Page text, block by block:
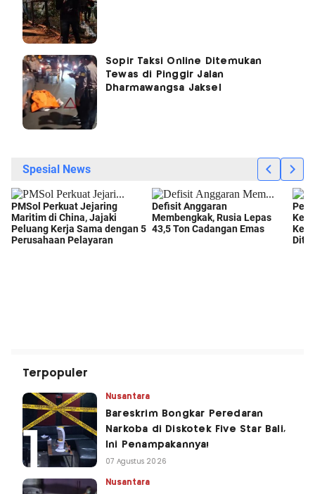
Sopir Taksi Online Ditemukan
Tewas di Pinggir Jalan
Dharmawangsa Jaksel
Terpopuler
Nusantara
Bareskrim Bongkar Peredaran
Narkoba di Diskotek Five Star Bali,
Ini Penampakannya!
07 Agustus 2026
Nusantara